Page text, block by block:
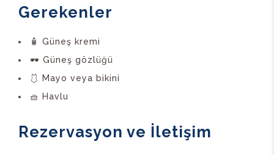
Gerekenler
🧴 Güneş kremi
🕶️ Güneş gözlüğü
🩱 Mayo veya bikini
🧺 Havlu
Rezervasyon ve İletişim